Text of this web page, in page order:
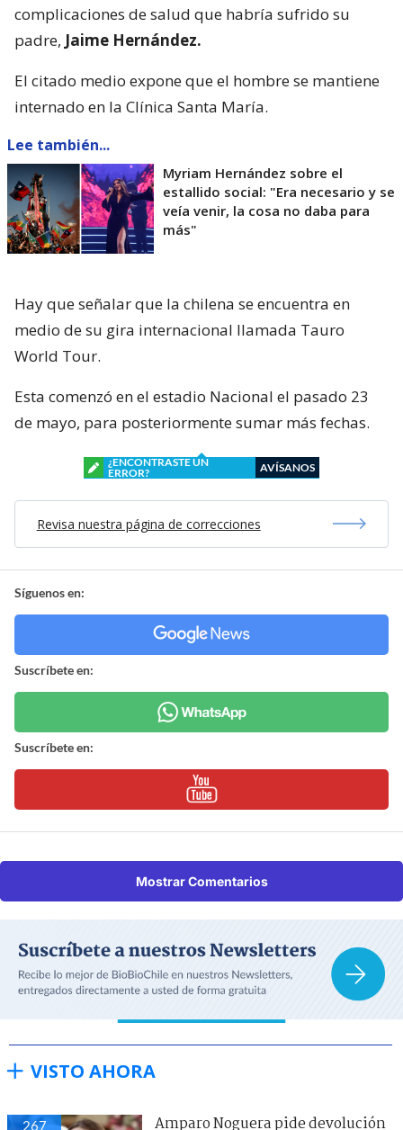
complicaciones de salud que habría sufrido su
padre, Jaime Hernández.
El citado medio expone que el hombre se mantiene
internado en la Clínica Santa María.
Lee también...
Myriam Hernández sobre el
estallido social: "Era necesario y se
veía venir, la cosa no daba para
más"
Hay que señalar que la chilena se encuentra en
medio de su gira internacional llamada Tauro
World Tour.
Esta comenzó en el estadio Nacional el pasado 23
de mayo, para posteriormente sumar más fechas.
¿ENCONTRASTE UN
ERROR?
AVÍSANOS
Revisa nuestra página de correcciones
Síguenos en:
Suscríbete en:
Suscríbete en:
Mostrar Comentarios
VISTO AHORA
267 Amparo Noguera pide devolución